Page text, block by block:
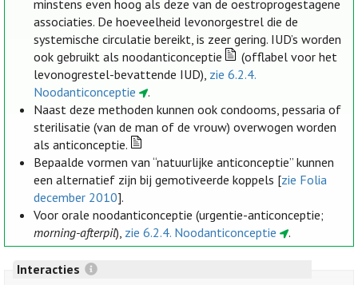
minstens even hoog als deze van de oestroprogestagene
associaties. De hoeveelheid levonorgestrel die de
systemische circulatie bereikt, is zeer gering. IUD’s worden
ook gebruikt als noodanticonceptie
(offlabel voor het
levonogrestel-bevattende IUD), zie 6.2.4.
Noodanticonceptie
.
Naast deze methoden kunnen ook condooms, pessaria of
sterilisatie (van de man of de vrouw) overwogen worden
als anticonceptie.
Bepaalde vormen van “natuurlijke anticonceptie” kunnen
een alternatief zijn bij gemotiveerde koppels [zie Folia
december 2010].
Voor orale noodanticonceptie (urgentie-anticonceptie;
morning-afterpil), zie 6.2.4. Noodanticonceptie .
Interacties